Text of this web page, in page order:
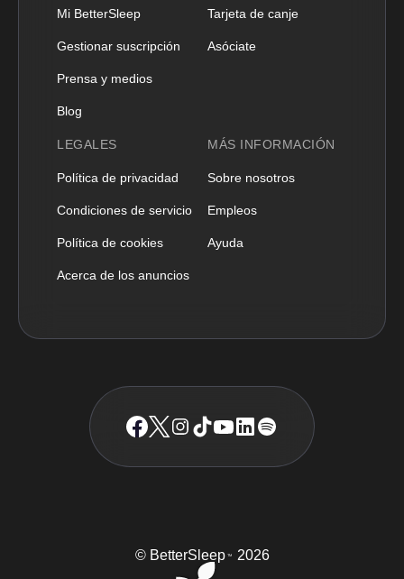
Mi BetterSleep
Gestionar suscripción
Prensa y medios
Blog
Tarjeta de canje
Asóciate
LEGALES
Política de privacidad
Condiciones de servicio
Política de cookies
Acerca de los anuncios
MÁS INFORMACIÓN
Sobre nosotros
Empleos
Ayuda
© BetterSleep TM 2026